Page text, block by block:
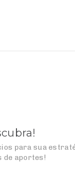
para sua
de aportes!